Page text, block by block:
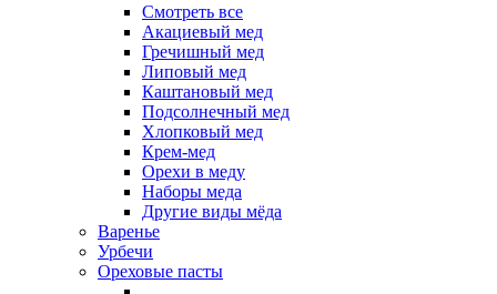
Смотреть все
Акациевый мед
Гречишный мед
Липовый мед
Каштановый мед
Подсолнечный мед
Хлопковый мед
Крем-мед
Орехи в меду
Наборы меда
Другие виды мёда
Варенье
Урбечи
Ореховые пасты